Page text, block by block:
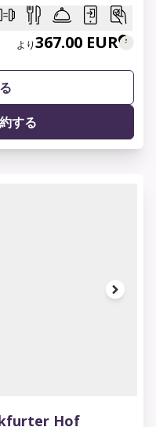
より367.00 EUR
する
Hof